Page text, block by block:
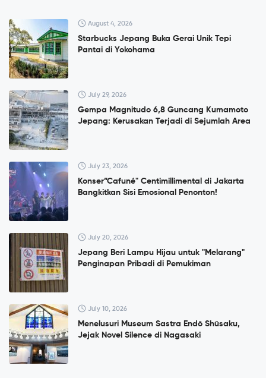
August 4, 2026
Starbucks Jepang Buka Gerai Unik Tepi
Pantai di Yokohama
July 29, 2026
Gempa Magnitudo 6,8 Guncang Kumamoto
Jepang: Kerusakan Terjadi di Sejumlah Area
July 23, 2026
Konser”Cafuné" Centimillimental di Jakarta
Bangkitkan Sisi Emosional Penonton!
July 20, 2026
Jepang Beri Lampu Hijau untuk "Melarang"
Penginapan Pribadi di Pemukiman
July 10, 2026
Menelusuri Museum Sastra Endō Shūsaku,
Jejak Novel Silence di Nagasaki